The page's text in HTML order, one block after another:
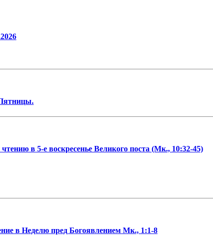
в 5-е воскресенье Великого поста (Мк., 10:32-45)
в Неделю пред Богоявлением Мк., 1:1-8